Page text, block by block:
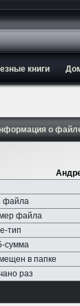
книги
о
файла
файла
тип
сумма
в папке
раз